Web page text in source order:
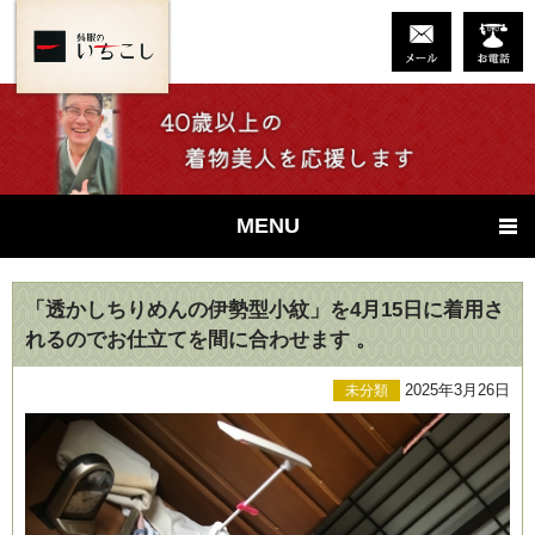
MENU
「透かしちりめんの伊勢型小紋」を4月15日に着用さ
れるのでお仕立てを間に合わせます 。
未分類 2025年3月26日